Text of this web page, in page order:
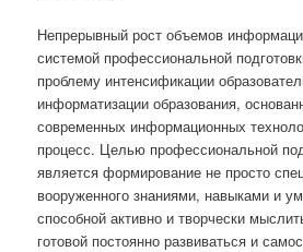
Непрерывный рост объемов
системой профессиональной
проблему интенсификации
информатизации образования,
современных информационных
процесс. Целью профессиональной
является формирование не просто
вооруженного знаниями, навыками и
способной активно и творчески
готовой постоянно развиваться и